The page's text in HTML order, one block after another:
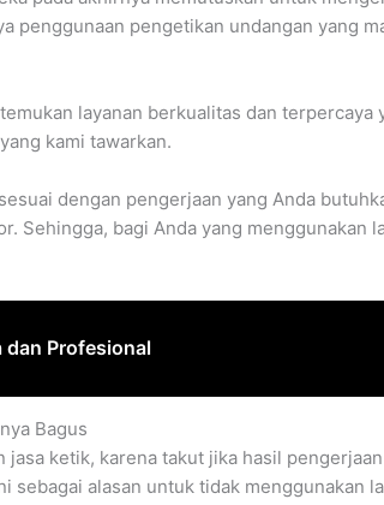
penggunaan pengetikan undangan yang
layanan berkualitas dan terpercaya
kami tawarkan.
dengan pengerjaan yang Anda
bagi Anda yang menggunakan
dan Profesional
Bagus
ketik, karena takut jika hasil
sebagai alasan untuk tidak menggunakan